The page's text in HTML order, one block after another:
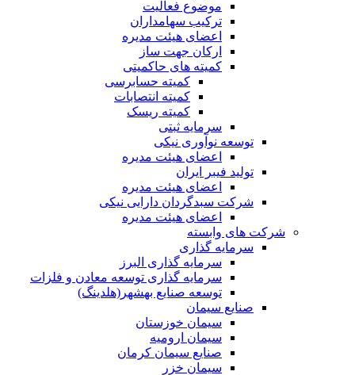
موضوع فعالیت
ترکیب سهامداران
اعضای هیئت مدیره
ارکان جهت ساز
کمیته های حاکمیتی
کمیته حسابرسی
کمیته انتصابات
کمیته ریسک
سرمایه ثبتی
توسعه نوآوری نیکی
اعضای هیئت مدیره
تولید فیبر ایران
اعضای هیئت مدیره
شرکت سبدگردان دارایی نیکی
اعضای هیئت مدیره
شرکت های وابسته
سرمایه گذاری
سرمایه گذاری البرز
سرمایه گذاری توسعه معادن و فلزات
توسعه‌ صنایع‌ بهشهر(هلدینگ)
صنایع سیمان
سیمان خوزستان
سیمان ارومیه
صنایع سیمان کرمان
سیمان خزر